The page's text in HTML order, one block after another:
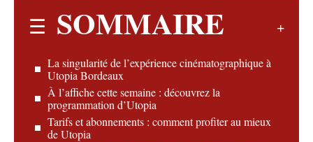
SOMMAIRE
La singularité de l’expérience cinématographique à
Utopia Bordeaux
À l’affiche cette semaine : découvrez la
programmation d’Utopia
Tarifs et abonnements : comment profiter au mieux
de Utopia